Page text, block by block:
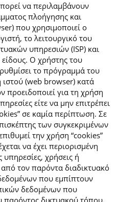
να περιλαμβάνουν
πλοήγησης και
που χρησιμοποιεί ο
το λειτουργικό του
υπηρεσιών (ISP) και
Ο χρήστης του
το πρόγραμμά του
(web browser) κατά
προειδοποιεί για τη χρήση
είτε να μην επιτρέπει
σε καμία περίπτωση. Σε
των συγκεκριμένων
την χρήση “cookies”
να έχει περιορισμένη
χρήσεις ή
τον παρόντα διαδικτυακό
που εμπίπτουν
δεδομένων που